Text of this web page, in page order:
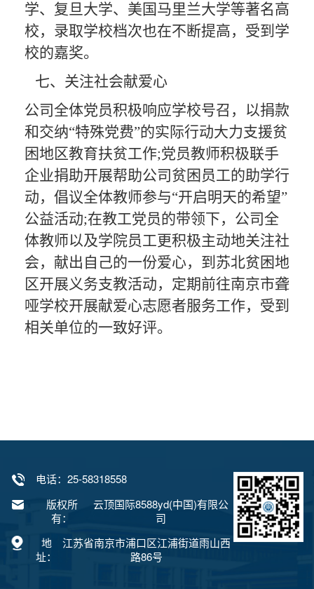
学、复旦大学、美国马里兰大学等著名高
校， 录取学校档次也在不断提高，受到学
校的嘉奖。
七、关注社会献爱心
公司全体党员积极响应学校号召，以捐款
和交纳“特殊党费”的实际行动大力支援贫
困地区教育扶贫工作;党员教师积极联手
企业捐助开展帮助公司 贫困员工的助学行
动，倡议全体教师参与“开启明天的希望”
公益活动;在教工党员的带领下， 公司全
体教师以及学院员工更积极主动地关注社
会，献出自己的一份爱心， 到苏北贫困地
区开展义务支教活动，定期前往南京市聋
哑学校开展献爱心志愿者服务工作，受到
相关单位的一致好评。
电话： 25-58318558
版权所
有：
云顶国际8588yd(中国)有限公
司
地
址：
江苏省南京市浦口区江浦街道雨山西
路86号